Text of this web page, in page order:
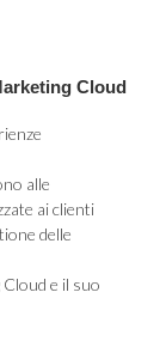
Cloud
alle
ai clienti
delle
e il suo